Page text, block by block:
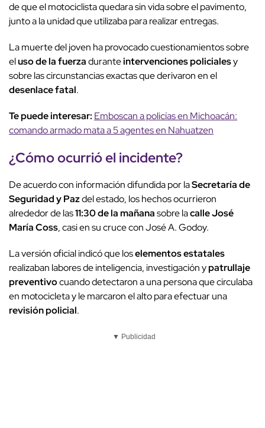
de que el motociclista quedara sin vida sobre el pavimento,
junto a la unidad que utilizaba para realizar entregas.
La muerte del joven ha provocado cuestionamientos sobre
eluso de la fuerzaduranteintervenciones policialesy
sobre las circunstancias exactas que derivaron en el
desenlace fatal.
Te puede interesar: Emboscan a policías en Michoacán:
comando armado mata a 5 agentes en Nahuatzen
¿Cómo ocurrió el incidente?
De acuerdo con información difundida por laSecretaría de
Seguridad y Pazdel estado, los hechos ocurrieron
alrededor de las11:30 de la mañanasobre lacalle José
María Coss, casi en su cruce con José A. Godoy.
La versión oficial indicó que loselementos estatales
realizaban labores de inteligencia, investigación ypatrullaje
preventivocuando detectaron a una persona que circulaba
en motocicleta y le marcaron el alto para efectuar una
revisión policial.
▼ Publicidad